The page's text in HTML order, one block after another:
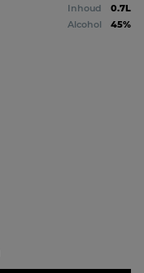
Inhoud
0.7L
Alcohol
45%